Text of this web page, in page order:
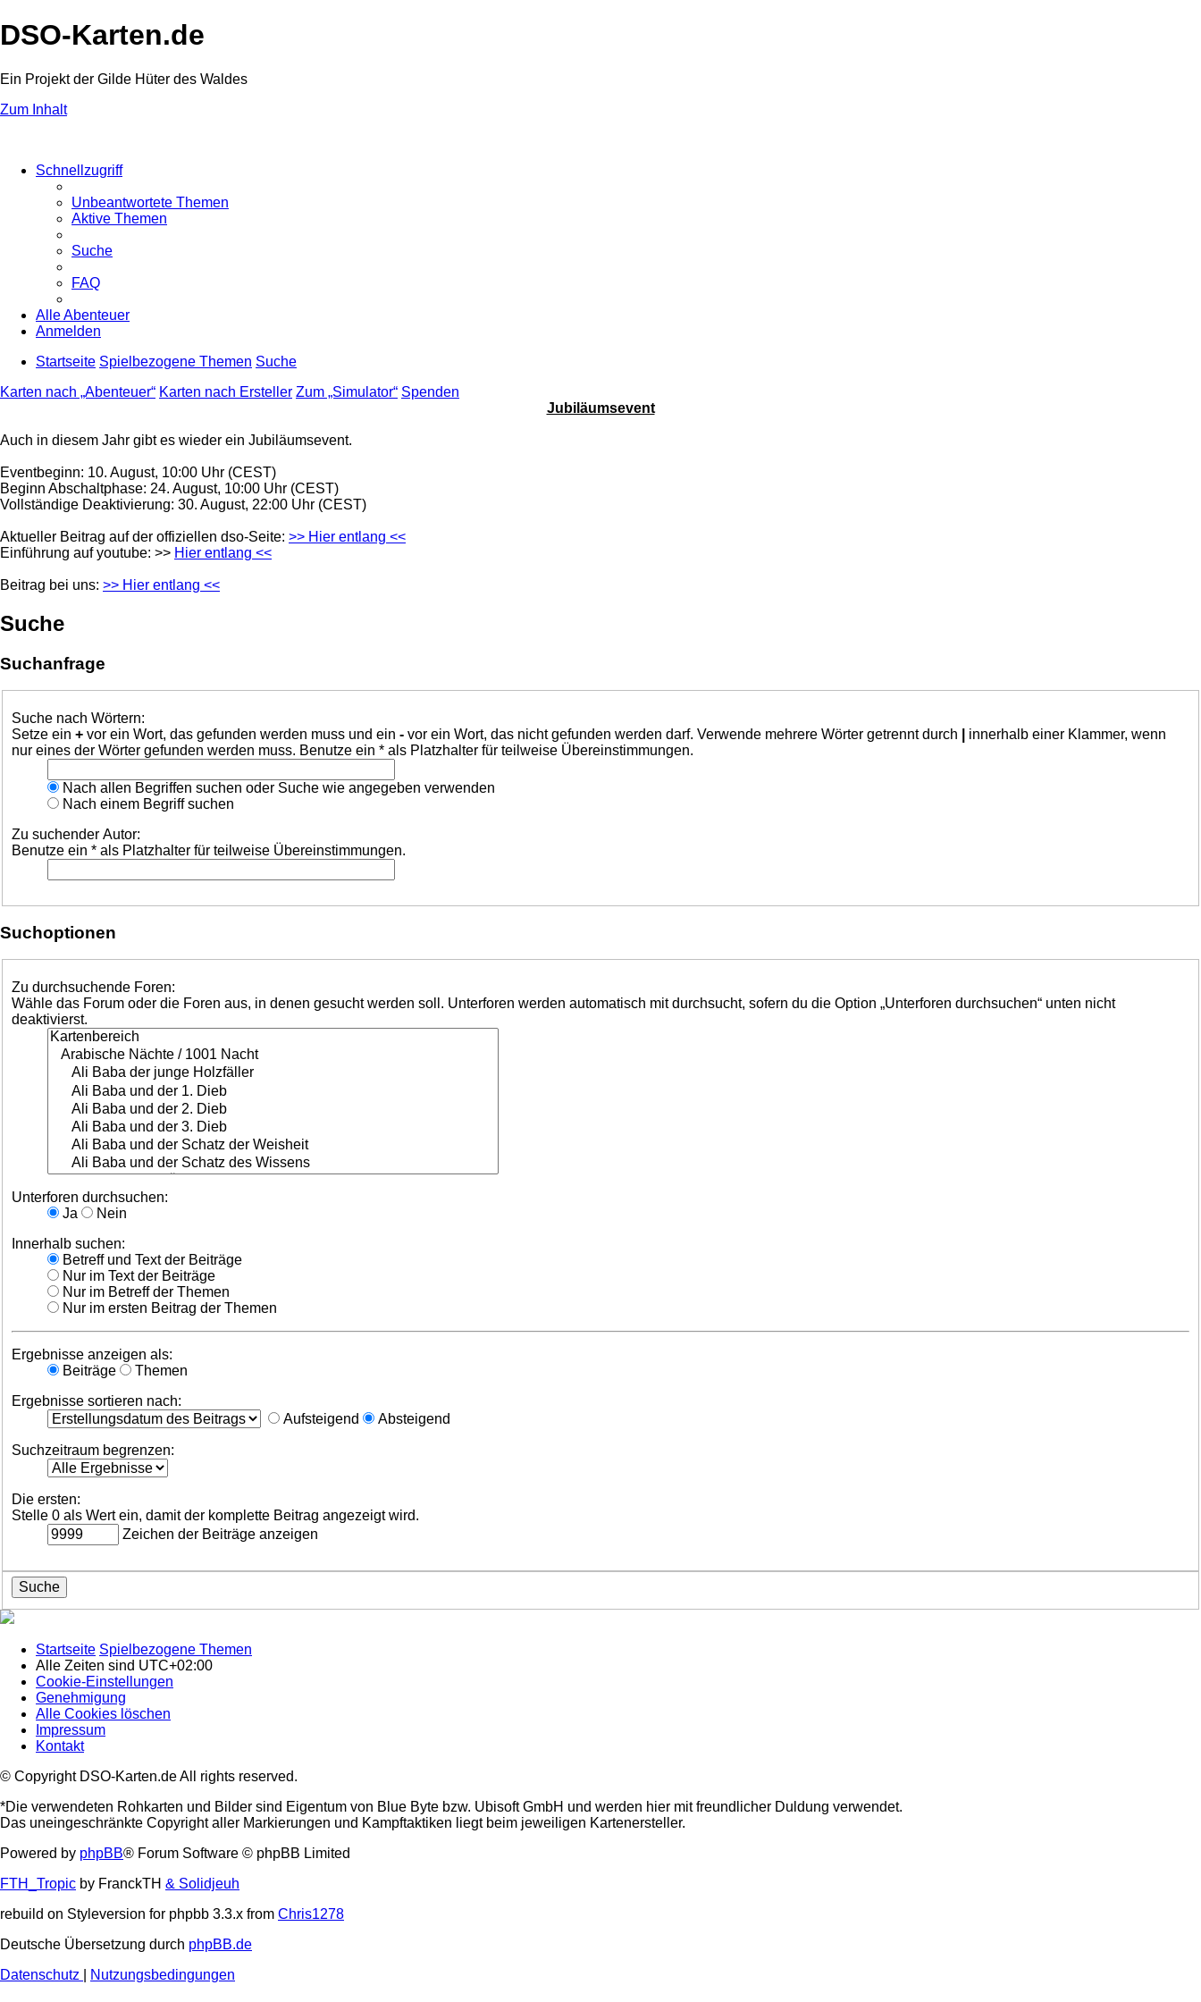
DSO-Karten.de
Ein Projekt der Gilde Hüter des Waldes
Zum Inhalt
Schnellzugriff
Unbeantwortete Themen
Aktive Themen
Suche
FAQ
Alle Abenteuer
Anmelden
Startseite Spielbezogene Themen Suche
Karten nach „Abenteuer“ Karten nach Ersteller Zum „Simulator“ Spenden
Jubiläumsevent
Auch in diesem Jahr gibt es wieder ein Jubiläumsevent.
Eventbeginn: 10. August, 10:00 Uhr (CEST)
Beginn Abschaltphase: 24. August, 10:00 Uhr (CEST)
Vollständige Deaktivierung: 30. August, 22:00 Uhr (CEST)
Aktueller Beitrag auf der offiziellen dso-Seite: >> Hier entlang <<
Einführung auf youtube: >> Hier entlang <<
Beitrag bei uns: >> Hier entlang <<
Suche
Suchanfrage
Suche nach Wörtern:
Setze ein + vor ein Wort, das gefunden werden muss und ein - vor ein Wort, das nicht gefunden werden darf. Verwende mehrere Wörter getrennt durch
innerhalb einer Klammer, wenn
nur eines der Wörter gefunden werden muss. Benutze ein * als Platzhalter für teilweise Übereinstimmungen.
Nach allen Begriffen suchen oder Suche wie angegeben verwenden
Nach einem Begriff suchen
Zu suchender Autor:
Benutze ein * als Platzhalter für teilweise Übereinstimmungen.
Suchoptionen
Zu durchsuchende Foren:
Wähle das Forum oder die Foren aus, in denen gesucht werden soll. Unterforen werden automatisch mit durchsucht, sofern du die Option „Unterforen durchsuchen“ unten nicht
deaktivierst.
Unterforen durchsuchen:
Ja
Nein
Innerhalb suchen:
Betreff und Text der Beiträge
Nur im Text der Beiträge
Nur im Betreff der Themen
Nur im ersten Beitrag der Themen
Ergebnisse anzeigen als:
Beiträge
Themen
Ergebnisse sortieren nach:
Aufsteigend
Absteigend
Suchzeitraum begrenzen:
Die ersten:
Stelle 0 als Wert ein, damit der komplette Beitrag angezeigt wird.
Zeichen der Beiträge anzeigen
Startseite Spielbezogene Themen
Alle Zeiten sind UTC+02:00
Cookie-Einstellungen
Genehmigung
Alle Cookies löschen
Impressum
Kontakt
© Copyright DSO-Karten.de All rights reserved.
*Die verwendeten Rohkarten und Bilder sind Eigentum von Blue Byte bzw. Ubisoft GmbH und werden hier mit freundlicher Duldung verwendet.
Das uneingeschränkte Copyright aller Markierungen und Kampftaktiken liegt beim jeweiligen Kartenersteller.
Powered by phpBB® Forum Software © phpBB Limited
FTH_Tropic by FranckTH & Solidjeuh
rebuild on Styleversion for phpbb 3.3.x from Chris1278
Deutsche Übersetzung durch phpBB.de
Datenschutz
Nutzungsbedingungen